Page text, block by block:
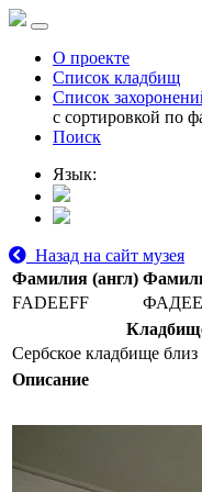
О проекте
Список кладбищ
Список
с сортировкой по
Поиск
Язык:
Назад на сайт музея
Фамилия (англ)
FADEEFF
Сербское кладбище
Описание